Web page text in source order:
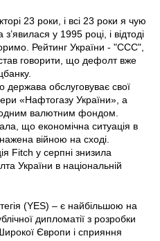
23 роки, і всі 23 роки я чую
у 1995 році, і відтоді
Рейтинг України - "ССС",
говорити, що дефолт вже
обслуговуває свої
«Нафтогазу України», а
валютним фондом.
що економічна ситуація в
війною на сході.
Fitch у серпні знизила
України в національній
(YES) – є найбільшою на
дипломатії з розробки
Європи і сприяння